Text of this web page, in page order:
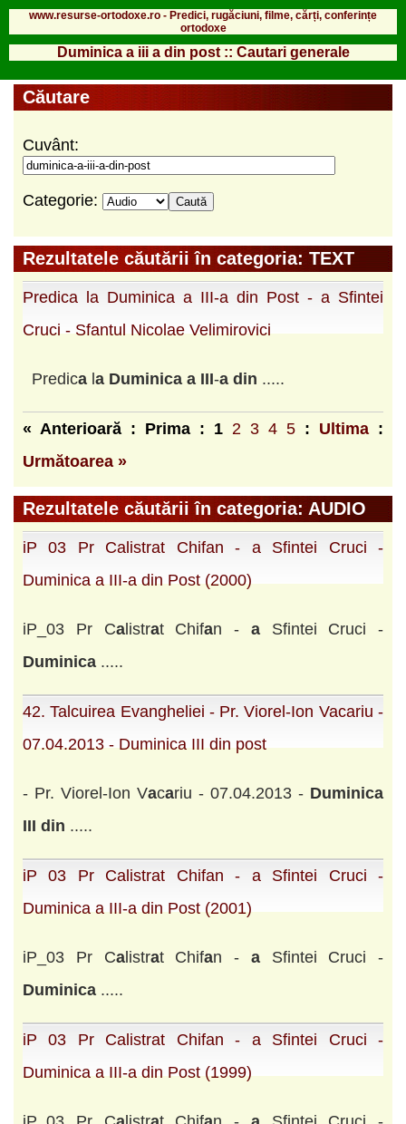
www.resurse-ortodoxe.ro - Predici, rugăciuni, filme, cărți, conferințe
ortodoxe
Duminica a iii a din post :: Cautari generale
Căutare
Cuvânt:
Categorie:
Rezultatele căutării în categoria: TEXT
Predica la Duminica a III-a din Post - a Sfintei
Cruci - Sfantul Nicolae Velimirovici
Predica a Duminica a III-a din .....
« Anterioară : Prima : 1 2 3 4 5 : Ultima :
Următoarea »
Rezultatele căutării în categoria: AUDIO
iP 03 Pr Calistrat Chifan - a Sfintei Cruci -
Duminica a III-a din Post (2000)
iP_03 Pr Calistrat Chifan - aSfintei Cruci -
Duminica .....
42. Talcuirea Evangheliei - Pr. Viorel-Ion Vacariu -
07.04.2013 - Duminica III din post
- Pr. Viorel-Ion Vacariu - 07.04.2013 - Duminica
III din .....
iP 03 Pr Calistrat Chifan - a Sfintei Cruci -
Duminica a III-a din Post (2001)
iP_03 Pr Calistrat Chifan - aSfintei Cruci -
Duminica .....
iP 03 Pr Calistrat Chifan - a Sfintei Cruci -
Duminica a III-a din Post (1999)